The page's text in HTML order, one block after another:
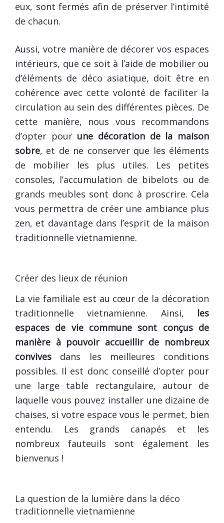
eux, sont fermés afin de préserver l’intimité
de chacun.
Aussi, votre manière de décorer vos espaces
intérieurs, que ce soit à l’aide de mobilier ou
d’éléments de déco asiatique, doit être en
cohérence avec cette volonté de faciliter la
circulation au sein des différentes pièces. De
cette manière, nous vous recommandons
d’opter pour une décoration de la maison
sobre, et de ne conserver que les éléments
de mobilier les plus utiles. Les petites
consoles, l’accumulation de bibelots ou de
grands meubles sont donc à proscrire. Cela
vous permettra de créer une ambiance plus
zen, et davantage dans l’esprit de la maison
traditionnelle vietnamienne.
Créer des lieux de réunion
La vie familiale est au cœur de la décoration
traditionnelle vietnamienne. Ainsi, les
espaces de vie commune sont conçus de
manière à pouvoir accueillir de nombreux
convives dans les meilleures conditions
possibles. Il est donc conseillé d’opter pour
une large table rectangulaire, autour de
laquelle vous pouvez installer une dizaine de
chaises, si votre espace vous le permet, bien
entendu. Les grands canapés et les
nombreux fauteuils sont également les
bienvenus !
La question de la lumière dans la déco
traditionnelle vietnamienne